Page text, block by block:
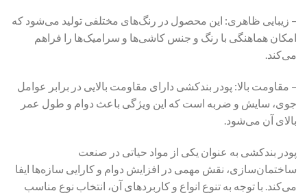
– زیبایی ظاهری: این محصول در رنگ‌های مختلفی تولید می‌شود که
امکان هماهنگی با رنگ و جنس کاشی‌ها و سرامیک‌ها را فراهم
می‌کند.
– مقاومت بالا: پودر بندکشی دارای مقاومت بالایی در برابر عوامل
جوی، سایش و ضربه است که این ویژگی باعث دوام و طول عمر
بالای آن می‌شود.
پودر بندکشی به عنوان یکی از مواد حیاتی در صنعت
ساختمان‌سازی، نقش مهمی در افزایش دوام و کارایی سازه‌ها ایفا
می‌کند. با توجه به تنوع انواع و کاربردهای آن، انتخاب نوع مناسب